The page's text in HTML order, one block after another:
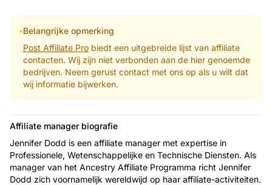
Belangrijke opmerking
Post Affiliate Probiedt een uitgebreide lijst van affiliate
contacten. Wij zijn niet verbonden aan de hier genoemde
bedrijven. Neem gerust contact met ons op als u wilt dat
wij informatie bijwerken.
Affiliate manager biografie
Jennifer Dodd is een affiliate manager met expertise in
Professionele, Wetenschappelijke en Technische Diensten. Als
manager van het Ancestry Affiliate Programma richt Jennifer
Dodd zich voornamelijk wereldwijd op haar affiliate-activiteiten.